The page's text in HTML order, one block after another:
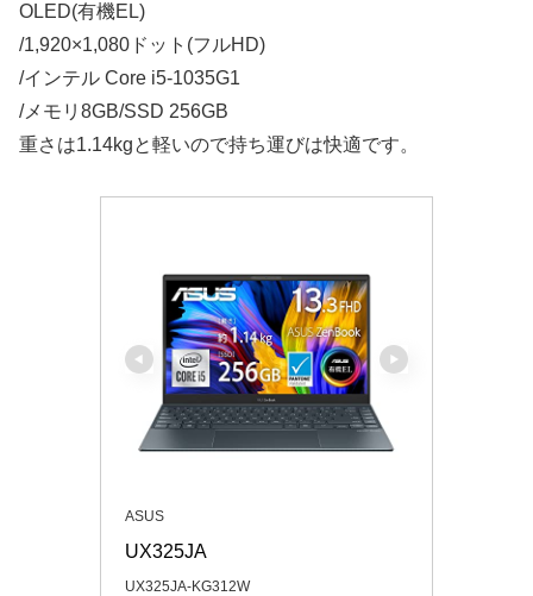
OLED(有機EL)
/1,920×1,080ドット(フルHD)
/インテル Core i5-1035G1
/メモリ8GB/SSD 256GB
重さは1.14kgと軽いので持ち運びは快適です。
ASUS
UX325JA
UX325JA-KG312W